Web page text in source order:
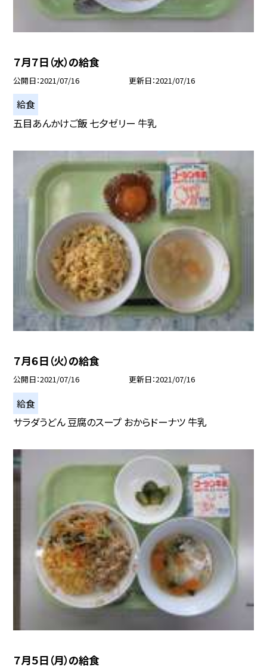
７月７日（水）の給食
公開日 2021/07/16 更新日 2021/07/16
給食
五目あんかけご飯 七夕ゼリー 牛乳
７月６日（火）の給食
公開日 2021/07/16 更新日 2021/07/16
給食
サラダうどん 豆腐のスープ おからドーナツ 牛乳
７月５日（月）の給食